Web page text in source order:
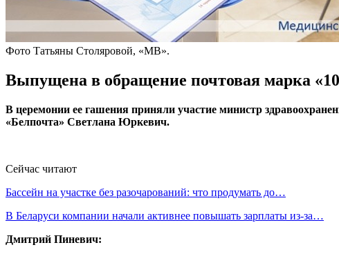
Фото Татьяны Столяровой, «МВ».
Выпущена в обращение почтовая марка
В церемонии ее гашения приняли участие министр
«Белпочта» Светлана Юркевич.
Сейчас читают
Бассейн на участке без разочарований: что продумать до…
В Беларуси компании начали активнее повышать зарплаты из-за…
Дмитрий Пиневич: